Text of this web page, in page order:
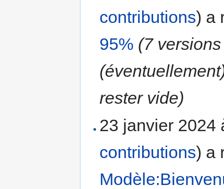
contributions) a
95% (7
rester vide)
23 janvier 2024
contributions) a